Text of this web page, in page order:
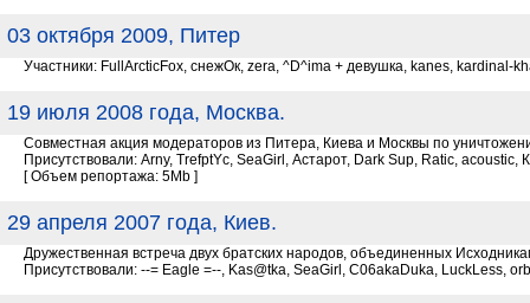
03 октября 2009, Питер
Участники: FullArcticFox, снежОк, zera, ^D^ima + девушка, kanes, kardinal-
19 июля 2008 года, Москва.
Совместная акция модераторов из Питера, Киева и Москвы по
Присутствовали: Arny, TrefptYc, SeaGirl, Астарот, Dark Sup, Ratic, acoustic,
[ Объем репортажа: 5Mb ]
29 апреля 2007 года, Киев.
Дружественная встреча двух братских народов, объединенных
Присутствовали: --= Eagle =--, Kas@tka, SeaGirl, C06akaDuka, LuckLess,